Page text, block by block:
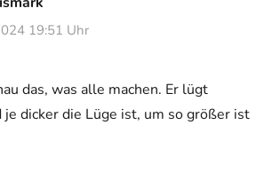
19:51 Uhr
das, was alle machen. Er lügt
je dicker die Lüge ist, um so größer ist